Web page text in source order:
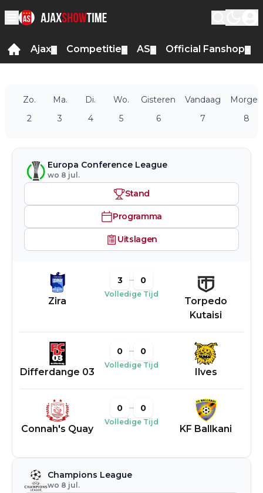
Ajax Competitie AS Official Fanshop
Zo.
2
Ma.
3
Di.
4
Wo.
5
Gisteren
6
Vandaag
7
Morgen
8
Europa Conference League
wo 8 jul.
Stand
Programma
Uitslagen
Zira
3 0
Volledige Tijd
Torpedo
Kutaisi
Differdange 03
0 0
Volledige Tijd
Ilves
Connah's Quay
0 0
Volledige Tijd
KF Ballkani
Champions League
wo 8 jul.